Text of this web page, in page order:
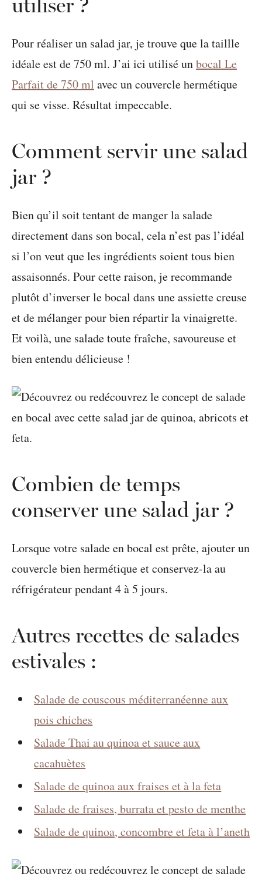
Pour réaliser un salad jar, je trouve que la taillle
idéale est de 750 ml. J’ai ici utilisé unbocal Le
Parfait de 750 ml avec un couvercle hermétique
qui se visse. Résultat impeccable.
Comment servir une salad
jar ?
Bien qu’il soit tentant de manger la salade
directement dans son bocal, cela n’est pas l’idéal
si l’on veut que les ingrédients soient tous bien
assaisonnés. Pour cette raison, je recommande
plutôt d’inverser le bocal dans une assiette creuse
et de mélanger pour bien répartir la vinaigrette.
Et voilà, une salade toute fraîche, savoureuse et
bien entendu délicieuse !
Combien de temps
conserver une salad jar ?
Lorsque votre salade en bocal est prête, ajouter un
couvercle bien hermétique et conservez-la au
réfrigérateur pendant 4 à 5 jours.
Autres recettes de salades
estivales :
Salade de couscous méditerranéenne aux
pois chiches
Salade Thai au quinoa et sauce aux
cacahuètes
Salade de quinoa aux fraises et à la feta
Salade de fraises, burrata et pesto de menthe
Salade de quinoa, concombre et feta à l’aneth